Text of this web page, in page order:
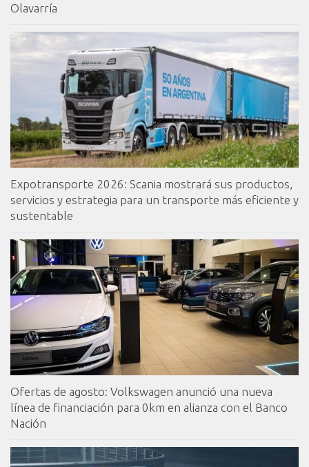
Olavarría
Expotransporte 2026: Scania mostrará sus productos,
servicios y estrategia para un transporte más eficiente y
sustentable
Ofertas de agosto: Volkswagen anunció una nueva
línea de financiación para 0km en alianza con el Banco
Nación